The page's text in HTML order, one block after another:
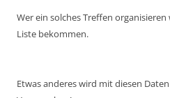
Wer ein solches Treffen
Liste bekommen.
Etwas anderes wird mit diesen